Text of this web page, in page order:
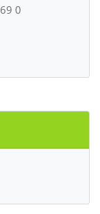
69 0